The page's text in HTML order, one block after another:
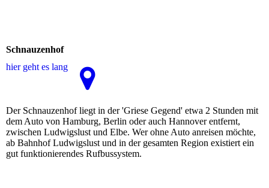
Schnauzenhof
hier geht es lang
Der Schnauzenhof liegt in der 'Griese Gegend' etwa 2 Stunden mit
dem Auto von Hamburg, Berlin oder auch Hannover entfernt,
zwischen Ludwigslust und Elbe. Wer ohne Auto anreisen möchte,
ab Bahnhof Ludwigslust und in der gesamten Region existiert ein
gut funktionierendes Rufbussystem.